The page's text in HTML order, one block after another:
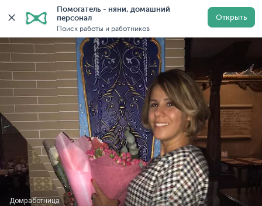
Помогатель - няни, домашний
персонал
Поиск работы и работников
Открыть
Главная Домработницы Домработницы в Москве
Домработница